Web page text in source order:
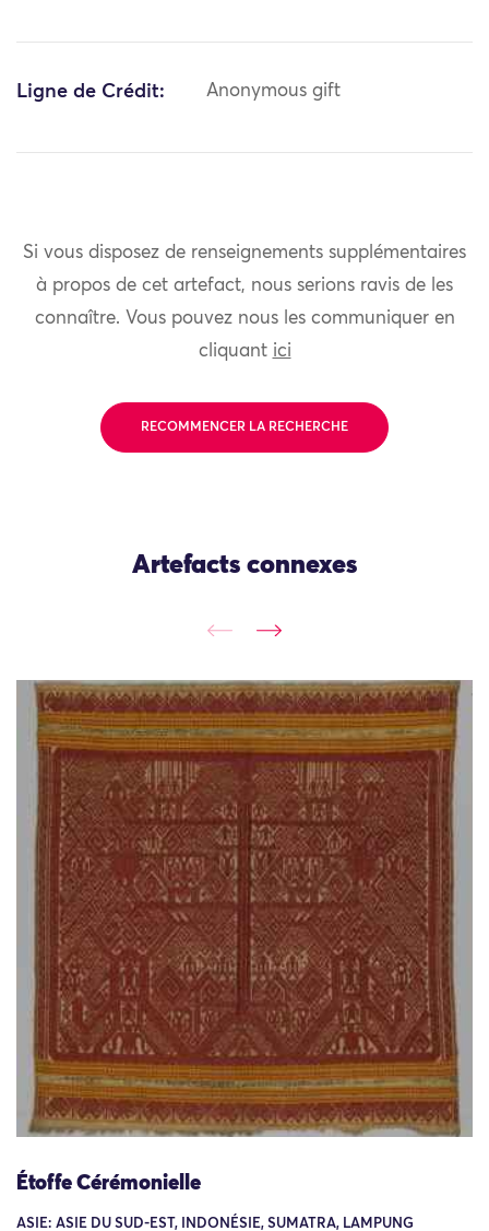
Ligne de Crédit: Anonymous gift
Si vous disposez de renseignements supplémentaires
à propos de cet artefact, nous serions ravis de les
connaître. Vous pouvez nous les communiquer en
cliquant ici
RECOMMENCER LA RECHERCHE
Artefacts connexes
Étoffe Cérémonielle
ASIE: ASIE DU SUD-EST, INDONÉSIE, SUMATRA, LAMPUNG